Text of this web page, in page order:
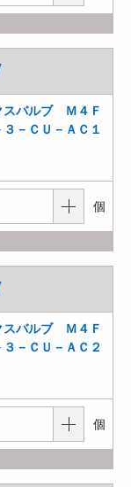
スバルブ Ｍ４Ｆ
－ＣＵ－ＡＣ１
個
スバルブ Ｍ４Ｆ
－ＣＵ－ＡＣ２
個